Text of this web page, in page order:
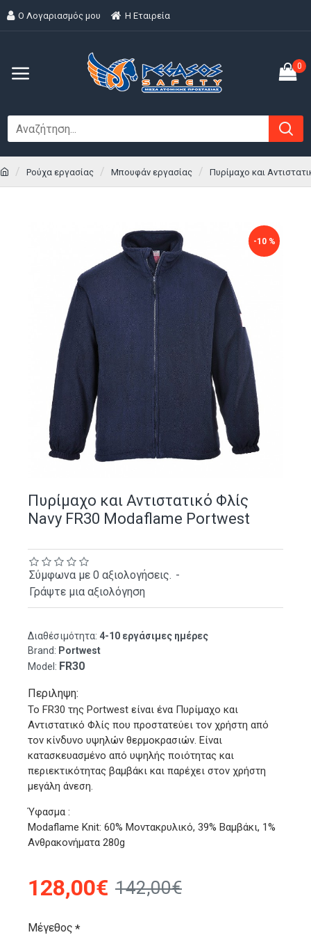
Ο Λογαριασμός μου H Εταιρεία
0
Ρούχα εργασίας Μπουφάν εργασίας Πυρίμαχο και
-10 %
Πυρίμαχο και Αντιστατικό Φλίς
Navy FR30 Modaflame Portwest
Διαθέσιμότητα: 4-10 εργάσιμες ημέρες
Brand: Portwest
Model: FR30
Σύμφωνα με 0 αξιολογήσεις. -
Γράψτε μια αξιολόγηση
Περιληψη:
Το FR30 της Portwest είναι ένα Πυρίμαχο και
Αντιστατικό Φλίς που προστατεύει τον χρήστη από
τον κίνδυνο υψηλών θερμοκρασιών. Είναι
κατασκευασμένο από υψηλής ποιότητας και
περιεκτικότητας βαμβάκι και παρέχει στον χρήστη
μεγάλη άνεση.
Ύφασμα :
Modaflame Knit: 60% Μοντακρυλικό, 39% Βαμβάκι, 1%
Ανθρακονήματα 280g
128,00€ 142,00€
Μέγεθος